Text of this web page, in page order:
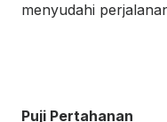
menyudahi
Puji Pertahanan